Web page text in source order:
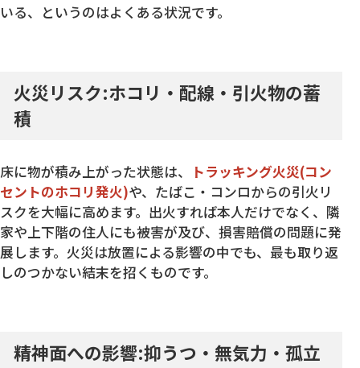
いる、というのはよくある状況です。
火災リスク:ホコリ・配線・引火物の蓄
積
床に物が積み上がった状態は、
トラッキング火災(コン
セントのホコリ発火)や、たばこ・コンロからの引火リ
スクを大幅に高めます。出火すれば本人だけでなく、隣
家や上下階の住人にも被害が及び、損害賠償の問題に発
展します。火災は放置による影響の中でも、最も取り返
しのつかない結末を招くものです。
精神面への影響:抑うつ・無気力・孤立